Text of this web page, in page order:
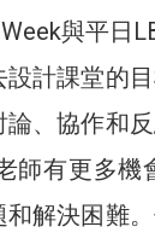
與平日
計課堂的
、協作和
師有更多機
解決困難